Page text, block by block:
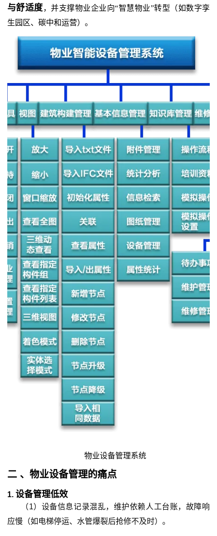
与舒适度，并支撑物业企业向“智慧物业”转型（如数字孪
生园区、碳中和运营）。
物业设备管理系统
二 、 物业设备管理的痛点
1. 设备管理低效
（1）设备信息记录混乱，维护依赖人工台账，故障响
应慢（如电梯停运、水管爆裂后抢修不及时）。